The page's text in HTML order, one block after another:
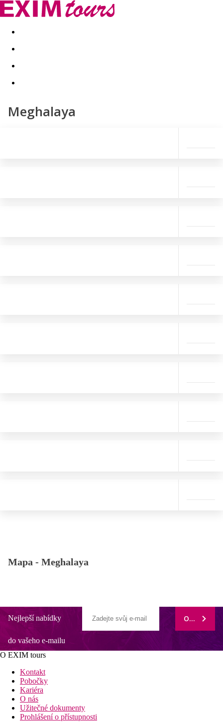
Akční nabídky Last minute
Meghalaya
Mapa - Meghalaya
Nejlepší nabídky
do vašeho e-mailu
ODEBÍRAT
O EXIM tours
Kontakt
Pobočky
Kariéra
O nás
Užitečné dokumenty
Prohlášení o přístupnosti